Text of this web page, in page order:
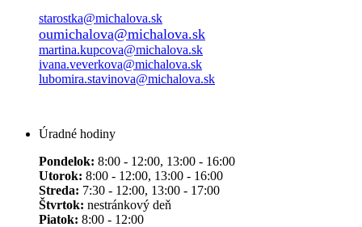
starostka@michalova.sk
oumichalova@michalova.sk
martina.kupcova@michalova.sk
ivana.veverkova@michalova.sk
lubomira.stavinova@michalova.sk
Úradné hodiny
Pondelok: 8:00 - 12:00, 13:00 - 16:00
Utorok: 8:00 - 12:00, 13:00 - 16:00
Streda: 7:30 - 12:00, 13:00 - 17:00
Štvrtok: nestránkový deň
Piatok: 8:00 - 12:00